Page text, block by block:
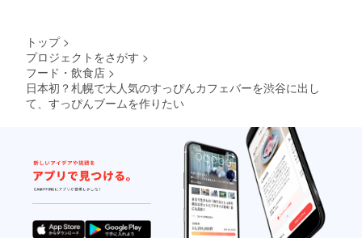
トップ >
プロジェクトをさがす >
フード・飲食店 >
日本初？札幌で大人気のすっぴんカフェバーを渋谷に出し
て、すっぴんブームを作りたい